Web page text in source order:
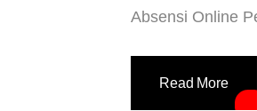
Absensi Online
Komunikasi dan
melakukan
Read More